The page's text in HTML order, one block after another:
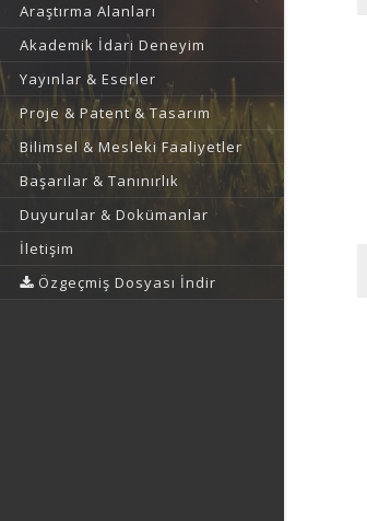
Araştırma Alanları
Akademik İdari Deneyim
Yayınlar & Eserler
Proje & Patent & Tasarım
Bilimsel & Mesleki Faaliyetler
Başarılar & Tanınırlık
Duyurular & Dokümanlar
İletişim
Özgeçmiş Dosyası İndir